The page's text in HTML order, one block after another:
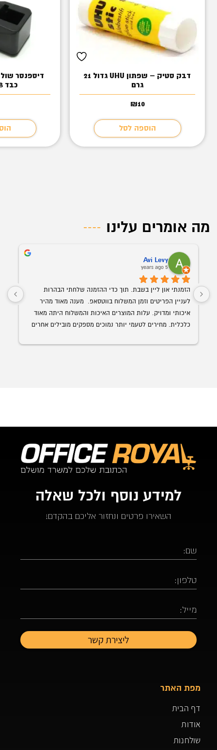
דבק סטיק – שפתון UHU גדול 21
גרם
₪10
הוספה לסל
דיספנסר
כבד P701/3308
מה אומרים עלינו
Avi Levy
5 years ago
מ-24 שעות מההזמנה.
למידע נוסף ולכל שאלה
השאירו פרטים ונחזור אליכם בהקדם!
מפת האתר
דף הבית
אודות
שולחנות